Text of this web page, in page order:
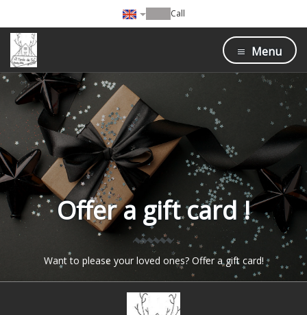
Call
Menu
Offer a gift card !
Want to please your loved ones? Offer a gift card!